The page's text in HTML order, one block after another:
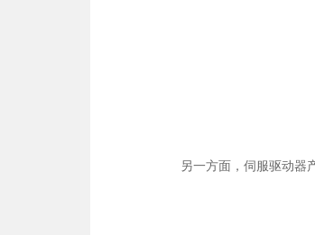
另一方面，伺服驱动器